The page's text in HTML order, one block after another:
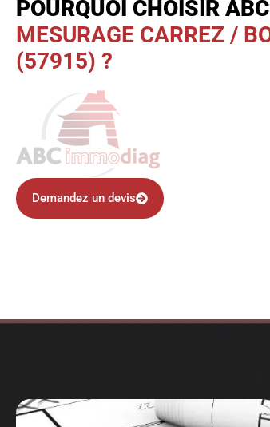
POURQUOI CHOISIR
MESURAGE CARREZ /
(57915) ?
Demandez un devis